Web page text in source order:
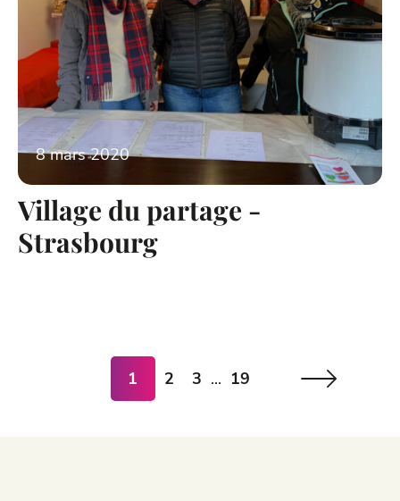
8 mars 2020
Village du partage -
Strasbourg
1 2 3 ... 19